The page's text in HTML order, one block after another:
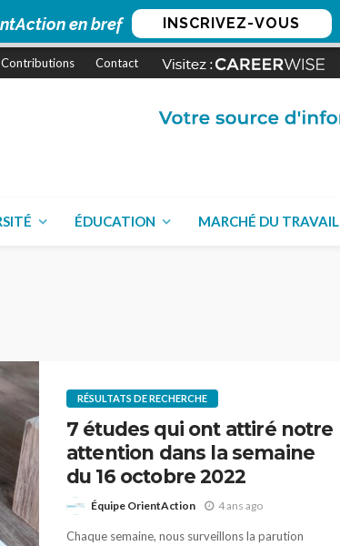
en bref INSCRIVEZ-VOUS
Contributions Contact
ÉDUCATION MARCHÉ DU TRAVAIL
RÉSULTATS DE RECHERCHE
7 études qui ont attiré notre
attention dans la semaine
du 16 octobre 2022
Équipe OrientAction 4 ans ago
Chaque semaine, nous surveillons la parution